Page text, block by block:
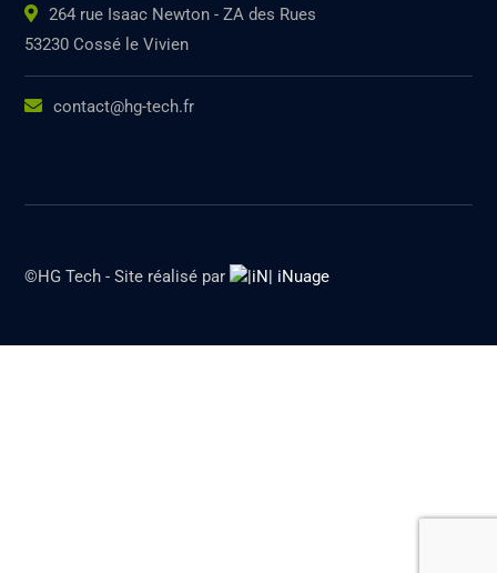
264 rue Isaac Newton - ZA des Rues
53230 Cossé le Vivien
contact@hg-tech.fr
©HG Tech - Site réalisé par iNuage